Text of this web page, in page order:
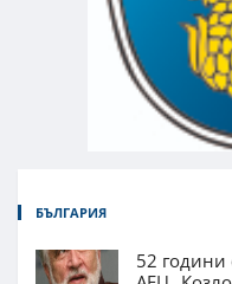
БЪЛГАРИЯ
52 години